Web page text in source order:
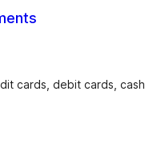
cards, debit cards, cash